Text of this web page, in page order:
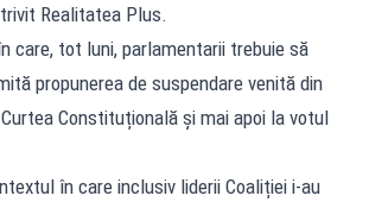
Realitatea Plus.
care, tot luni, parlamentarii trebuie să
propunerea de suspendare venită din
Constituțională și mai apoi la votul
în care inclusiv liderii Coaliției i-au